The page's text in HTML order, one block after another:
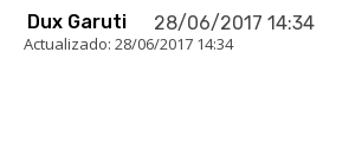
Dux Garuti 28/06/2017 14:34
Actualizado: 28/06/2017 14:34